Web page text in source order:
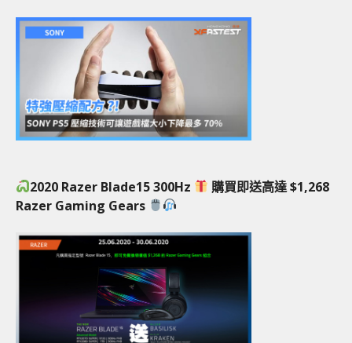
2020 Razer Blade15 300Hz
購買即送高達 $1,268
Razer Gaming Gears